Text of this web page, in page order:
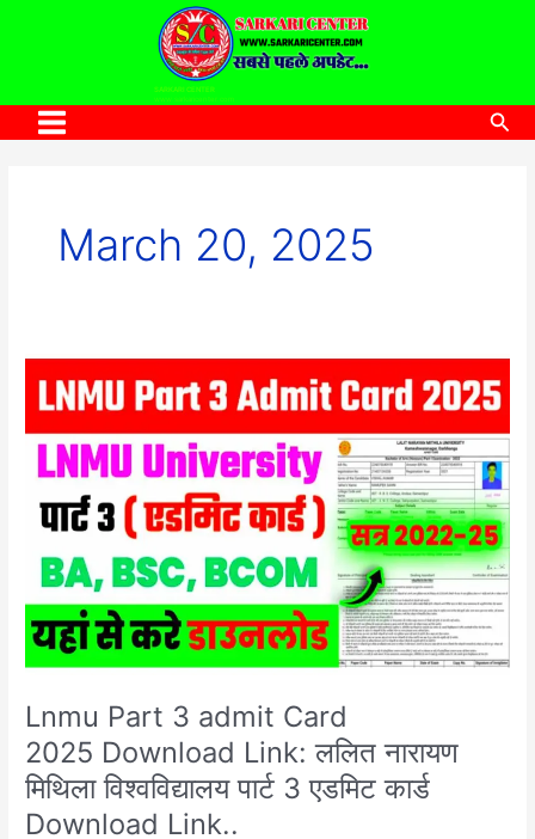
SARKARI CENTER
www.sarkaricenter.com
Main
March 20, 2025
Lnmu Part 3 admit Card
2025 Download Link: ललित नारायण
मिथिला विश्वविद्यालय पार्ट 3 एडमिट कार्ड
Download Link..
Lnmu
admit
Card
2025 Download
Link:
नारायण
मिथिला
विश्वविद्यालय
एडमिट
Download
Link..